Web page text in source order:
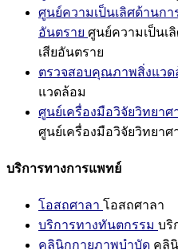
ศูนย์ความเป็นเลิศด้านกา
อันตราย ศูนย์ความเป็นเ
เสียอันตราย
ตรวจสอบคุณภาพสิ่งแวด
แวดล้อม
ศูนย์เครื่องมือวิจัยวิทยาศ
ศูนย์เครื่องมือวิจัยวิทยาศ
บริการทางการแพทย์
โอสถศาลา โอสถศาลา
บริการทางทันตกรรม บริ
คลินิกกายภาพบำบัด คลิ